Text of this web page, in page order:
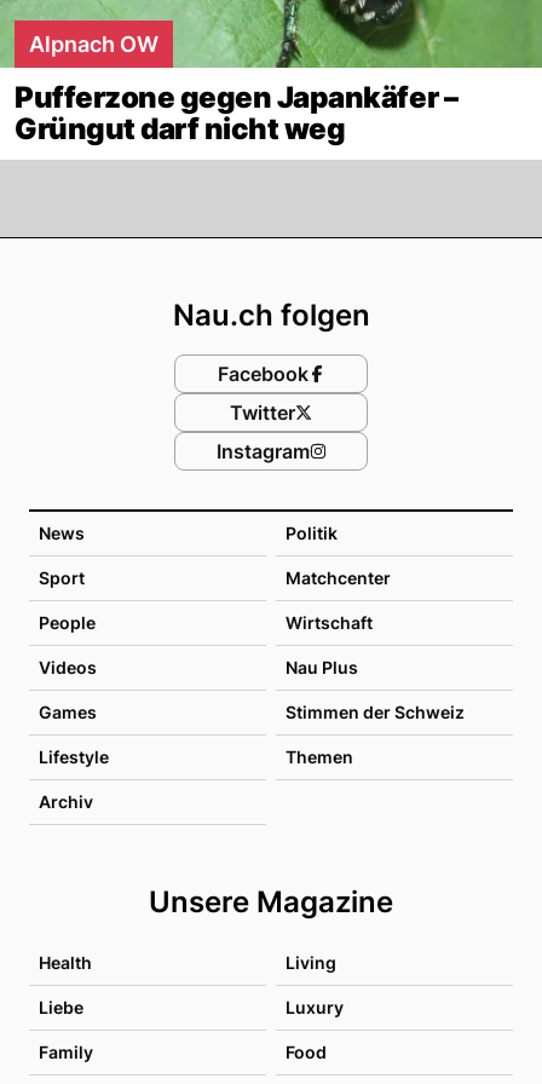
Alpnach OW
Pufferzone gegen Japankäfer –
Grüngut darf nicht weg
News Politik
Sport Matchcenter
People Wirtschaft
Videos Nau Plus
Games Stimmen der Schweiz
Lifestyle Themen
Archiv
Unsere Magazine
Health Living
Liebe Luxury
Family Food
Nau.ch folgen
Facebook
Twitter
Instagram